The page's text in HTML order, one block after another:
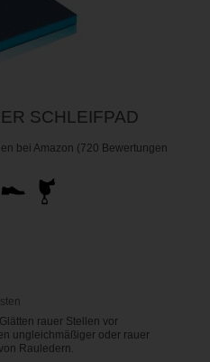
SCHLEIFPAD
bei Amazon (720 Bewertungen
rauer Stellen vor
ungleichmäßiger oder rauer
Rauledern.